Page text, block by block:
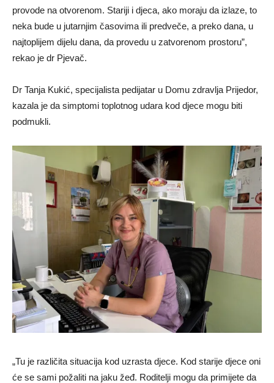
provode na otvorenom. Stariji i djeca, ako moraju da izlaze, to
neka bude u jutarnjim časovima ili predveče, a preko dana, u
najtoplijem dijelu dana, da provedu u zatvorenom prostoru”,
rekao je dr Pjevač.
Dr Tanja Kukić, specijalista pedijatar u Domu zdravlja Prijedor,
kazala je da simptomi toplotnog udara kod djece mogu biti
podmukli.
„Tu je različita situacija kod uzrasta djece. Kod starije djece oni
će se sami požaliti na jaku žeđ. Roditelji mogu da primijete da